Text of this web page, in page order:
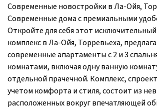
Современные новостройки в Ла-Ойя,
Современные дома с премиальными
Откройте для себя этот
комплекс в Ла-Ойя, Торревьеха,
современные апартаменты с 2 и 3
комнатами, включая одну ванную
отдельной прачечной. Комплекс,
учетом комфорта и стиля, состоит из
расположенных вокруг впечатляющей